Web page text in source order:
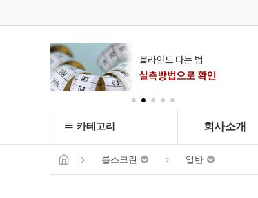
카테고리 회사소개
롤스크린 일반